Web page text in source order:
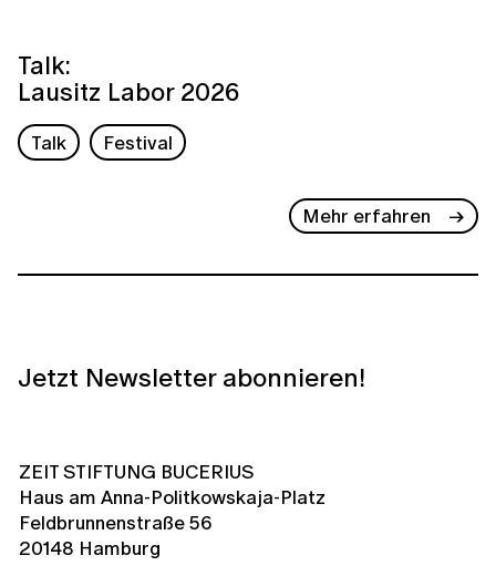
Talk:
Lausitz Labor 2026
Talk Festival
Mehr erfahren
Jetzt Newsletter abonnieren!
ZEIT STIFTUNG BUCERIUS
Haus am Anna-Politkowskaja-Platz
Feldbrunnenstraße 56
20148 Hamburg